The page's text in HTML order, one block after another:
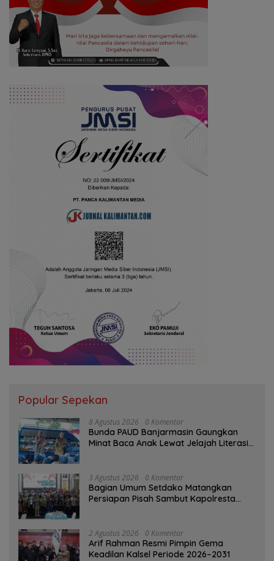
Popular Sepekan
8 Agustus 2026 0 Komentar
Bunda PAUD Banjarmasin Gaungkan
Minat Baca Anak Lewat Jelajah Literasi
3 Agustus 2026 0 Komentar
Bagian Umum Setdako Matangkan
Persiapan Pisah Sambut Kapolresta
2 Agustus 2026 0 Komentar
Arif Rahman Resmi Pimpin Gema
Keadilan Kalsel Periode 2026–2031